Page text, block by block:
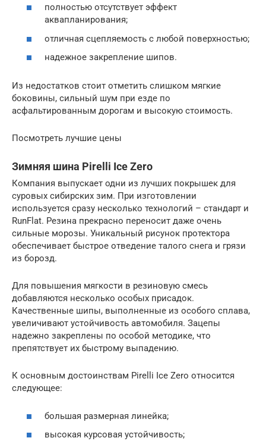
полностью отсутствует эффект
аквапланирования;
отличная сцепляемость с любой поверхностью;
надежное закрепление шипов.
Из недостатков стоит отметить слишком мягкие
боковины, сильный шум при езде по
асфальтированным дорогам и высокую стоимость.
Посмотреть лучшие цены
Зимняя шина Pirelli Ice Zero
Компания выпускает одни из лучших покрышек для
суровых сибирских зим. При изготовлении
используется сразу несколько технологий – стандарт и
RunFlat. Резина прекрасно переносит даже очень
сильные морозы. Уникальный рисунок протектора
обеспечивает быстрое отведение талого снега и грязи
из борозд.
Для повышения мягкости в резиновую смесь
добавляются несколько особых присадок.
Качественные шипы, выполненные из особого сплава,
увеличивают устойчивость автомобиля. Зацепы
надежно закреплены по особой методике, что
препятствует их быстрому выпадению.
К основным достоинствам Pirelli Ice Zero относится
следующее:
большая размерная линейка;
высокая курсовая устойчивость;